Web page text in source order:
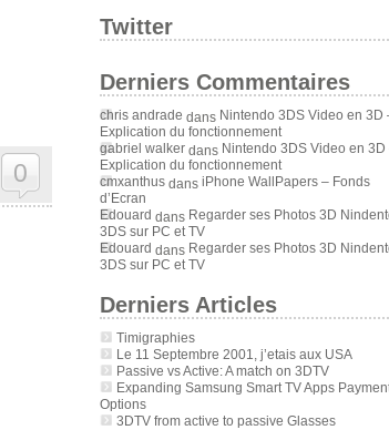
Twitter
Derniers Commentaires
chris andrade dans Nintendo 3DS Video en 3D
Explication du fonctionnement
gabriel walkerdans Nintendo 3DS Video en 3D
Explication du fonctionnement
cmxanthusdans iPhone WallPapers – Fonds
d’Ecran
Edouard dans Regarder ses Photos 3D
3DS sur PC et TV
Edouard dans Regarder ses Photos 3D
3DS sur PC et TV
Derniers Articles
Timigraphies
Le 11 Septembre 2001, j’etais aux USA
Passive vs Active: A match on 3DTV
Expanding Samsung Smart TV Apps
Options
3DTV from active to passive Glasses
0